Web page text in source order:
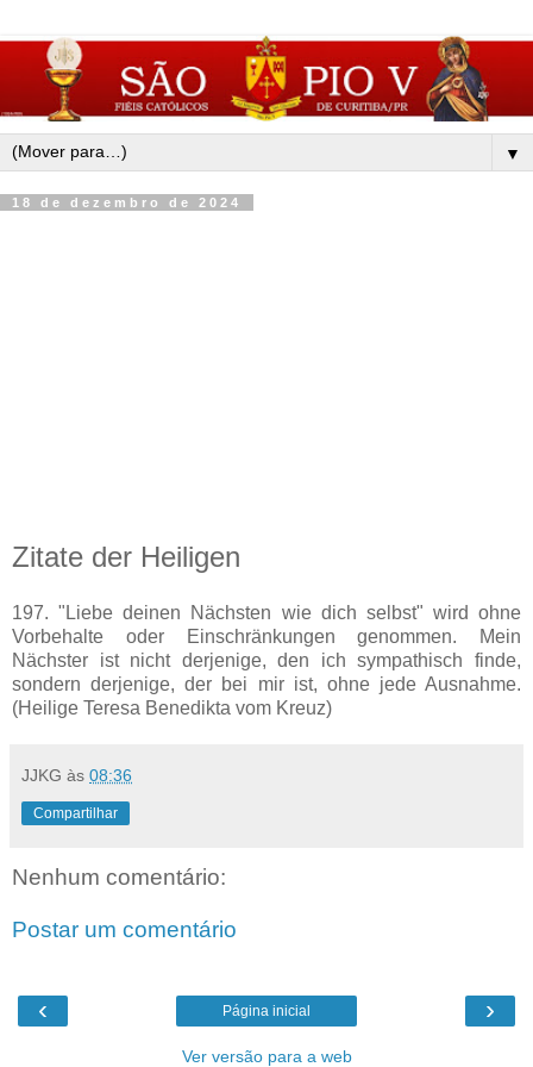
▼
18 de dezembro de 2024
Zitate der Heiligen
197. "Liebe deinen Nächsten wie dich selbst" wird ohne
Vorbehalte oder Einschränkungen genommen. Mein
Nächster ist nicht derjenige, den ich sympathisch finde,
sondern derjenige, der bei mir ist, ohne jede Ausnahme.
(Heilige Teresa Benedikta vom Kreuz)
JJKG às 08:36
Compartilhar
Nenhum comentário:
Postar um comentário
‹ ›
Página inicial
Ver versão para a web